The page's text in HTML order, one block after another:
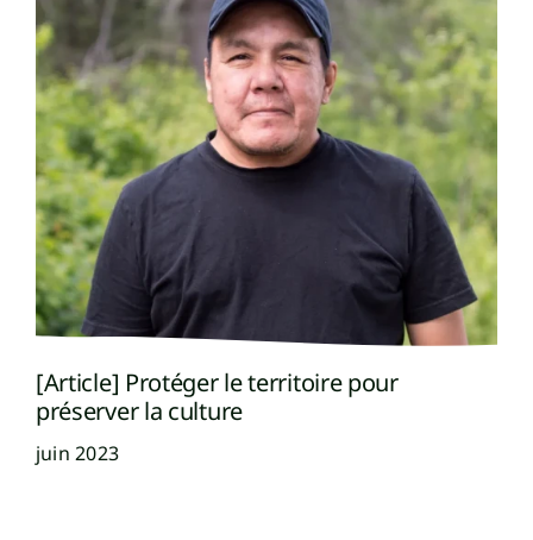
[Article] Protéger le territoire pour
préserver la culture
juin 2023